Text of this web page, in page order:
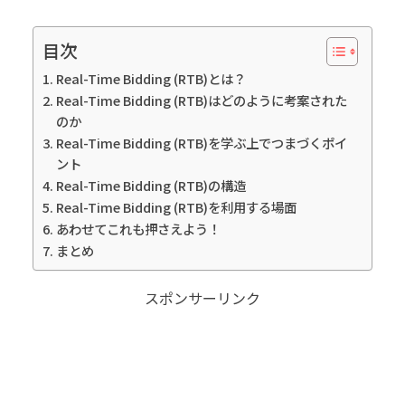
目次
Real-Time Bidding (RTB)とは？
Real-Time Bidding (RTB)はどのように考案された
のか
Real-Time Bidding (RTB)を学ぶ上でつまづくポイ
ント
Real-Time Bidding (RTB)の構造
Real-Time Bidding (RTB)を利用する場面
あわせてこれも押さえよう！
まとめ
スポンサーリンク